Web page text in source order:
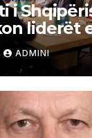
i
liderët
në Ulqin
ADMINI